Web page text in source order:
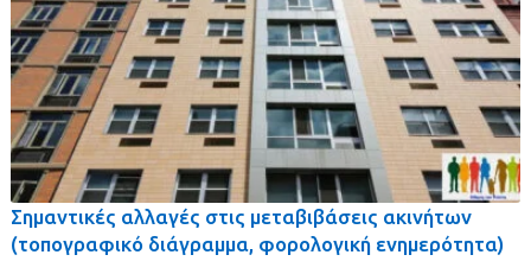
Σημαντικές αλλαγές στις μεταβιβάσεις ακινήτων
(τοπογραφικό διάγραμμα, φορολογική ενημερότητα)